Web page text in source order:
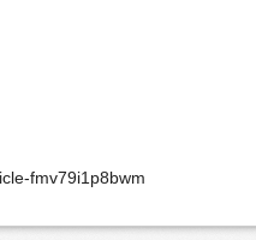
fmv79i1p8bwm